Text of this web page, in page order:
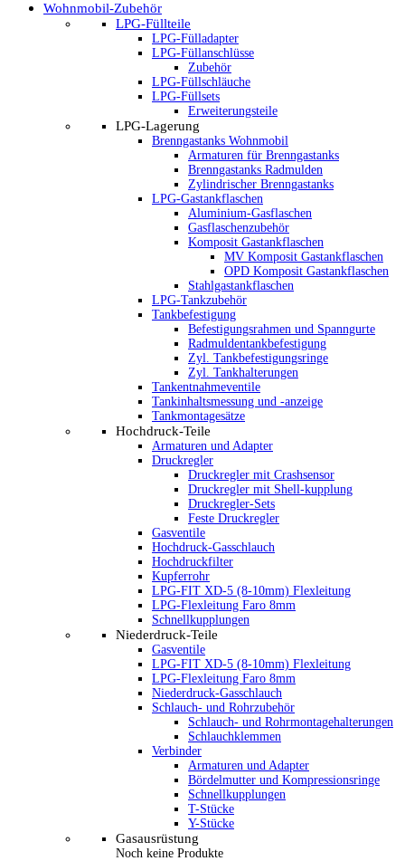
Wohnmobil-Zubehör
LPG-Füllteile
LPG-Fülladapter
LPG-Füllanschlüsse
Zubehör
LPG-Füllschläuche
LPG-Füllsets
Erweiterungsteile
LPG-Lagerung
Brenngastanks Wohnmobil
Armaturen für Brenngastanks
Brenngastanks Radmulden
Zylindrischer Brenngastanks
LPG-Gastankflaschen
Aluminium-Gasflaschen
Gasflaschenzubehör
Komposit Gastankflaschen
MV Komposit Gastankflaschen
OPD Komposit Gastankflaschen
Stahlgastankflaschen
LPG-Tankzubehör
Tankbefestigung
Befestigungsrahmen und Spanngurte
Radmuldentankbefestigung
Zyl. Tankbefestigungsringe
Zyl. Tankhalterungen
Tankentnahmeventile
Tankinhaltsmessung und -anzeige
Tankmontagesätze
Hochdruck-Teile
Armaturen und Adapter
Druckregler
Druckregler mit Crashsensor
Druckregler mit Shell-kupplung
Druckregler-Sets
Feste Druckregler
Gasventile
Hochdruck-Gasschlauch
Hochdruckfilter
Kupferrohr
LPG-FIT XD-5 (8-10mm) Flexleitung
LPG-Flexleitung Faro 8mm
Schnellkupplungen
Niederdruck-Teile
Gasventile
LPG-FIT XD-5 (8-10mm) Flexleitung
LPG-Flexleitung Faro 8mm
Niederdruck-Gasschlauch
Schlauch- und Rohrzubehör
Schlauch- und Rohrmontagehalterungen
Schlauchklemmen
Verbinder
Armaturen und Adapter
Bördelmutter und Kompressionsringe
Schnellkupplungen
T-Stücke
Y-Stücke
Gasausrüstung
Noch keine Produkte